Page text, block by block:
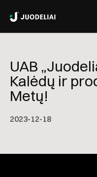
UAB
Kalėdų ir
Metų!
2023-12-18